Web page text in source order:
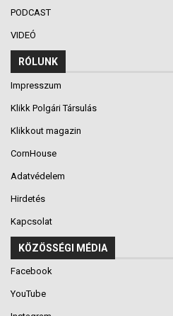
PODCAST
VIDEÓ
RÓLUNK
Impresszum
Klikk Polgári Társulás
Klikkout magazin
CornHouse
Adatvédelem
Hirdetés
Kapcsolat
KÖZÖSSÉGI MÉDIA
Facebook
YouTube